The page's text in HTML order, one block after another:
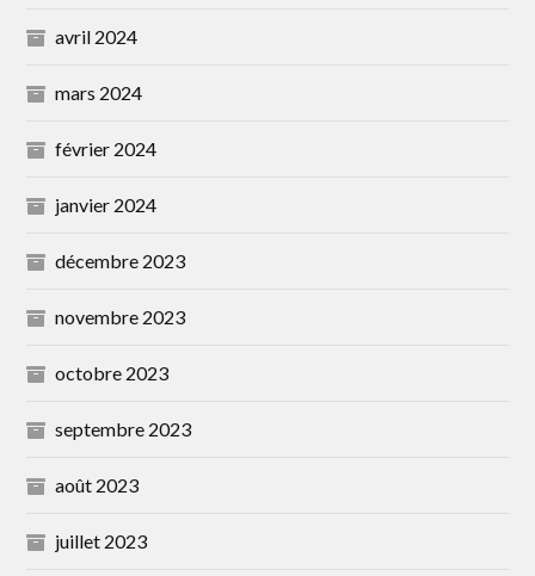
avril 2024
mars 2024
février 2024
janvier 2024
décembre 2023
novembre 2023
octobre 2023
septembre 2023
août 2023
juillet 2023